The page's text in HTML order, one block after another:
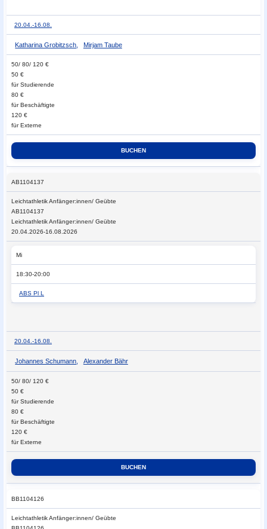
20.04.-16.08.
Katharina Grobitzsch Mirjam Taube
50/ 80/ 120 €
50 €
für Studierende
80 €
für Beschäftigte
120 €
für Externe
AB1104137
LeichtathletikAnfänger:innen/ Geübte
AB1104137
Leichtathletik Anfänger:innen/ Geübte
20.04.2026-16.08.2026
Mi
18:30-20:00
ABS Pl L
20.04.-16.08.
Johannes Schumann Alexander Bähr
50/ 80/ 120 €
50 €
für Studierende
80 €
für Beschäftigte
120 €
für Externe
BB1104126
LeichtathletikAnfänger:innen/ Geübte